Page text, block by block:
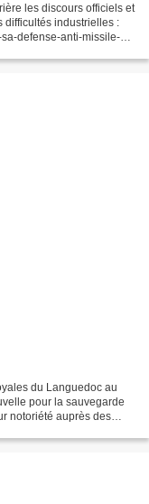
les discours officiels et
difficultés industrielles :
defense-anti-missile-
du Languedoc au
pour la sauvegarde
notoriété auprès des